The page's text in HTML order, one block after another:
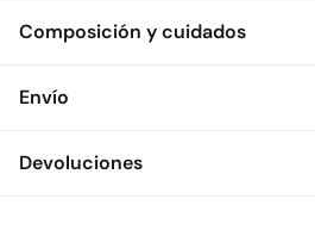
Composición y cuidados
Composición
Cuidados
Envío
Envío a tienda: 2-5 días.
Devoluciones